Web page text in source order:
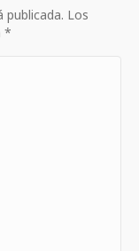
publicada. Los
*